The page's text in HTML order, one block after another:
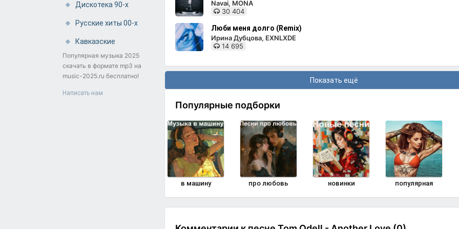
Дискотека 90-х
Русские хиты 00-х
Кавказские
Популярная музыка 2025
скачать в формате mp3 на
music-2025.ru бесплатно!
Написать нам
Navai, MONA
30 404
Люби меня долго (Remix)
Ирина Дубцова, EXNLXDE
14 695
Показать ещё
Популярные подборки
в машину про любовь новинки популярная